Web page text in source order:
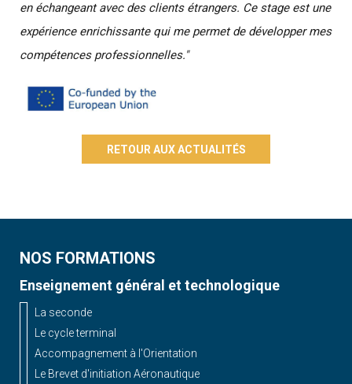
en échangeant avec des clients étrangers. Ce stage est une
expérience enrichissante qui me permet de développer mes
compétences professionnelles."
RETOUR AUX ACTUALITÉS
NOS FORMATIONS
Enseignement général et technologique
La seconde
Le cycle terminal
Accompagnement à l'Orientation
Le Brevet d'initiation Aéronautique